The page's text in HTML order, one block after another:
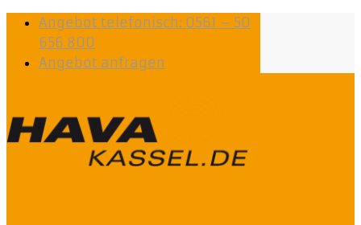
Angebot telefonisch: 0561 – 50
656 800
Angebot anfragen